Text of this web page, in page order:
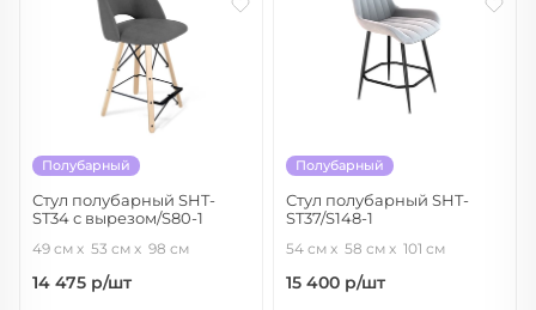
Полубарный
Стул полубарный SHT-
ST34 с вырезом/S80-1
лак
49 см 53 см 98 см
14 475 р/шт
Полубарный
Стул полубарный SHT-
ST37/S148-1
54 см 58 см 101 см
15 400 р/шт